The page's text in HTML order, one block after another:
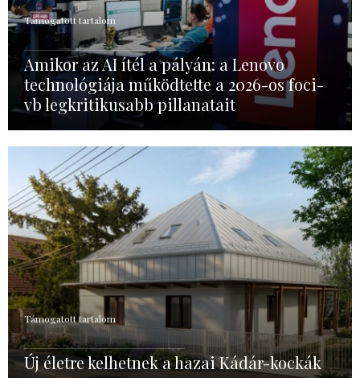
Támogatott tartalom
Amikor az AI ítél a pályán: a Lenovo
technológiája működtette a 2026-os foci-
vb legkritikusabb pillanatait
Támogatott tartalom
Új életre kelhetnek a hazai Kádár-kockák